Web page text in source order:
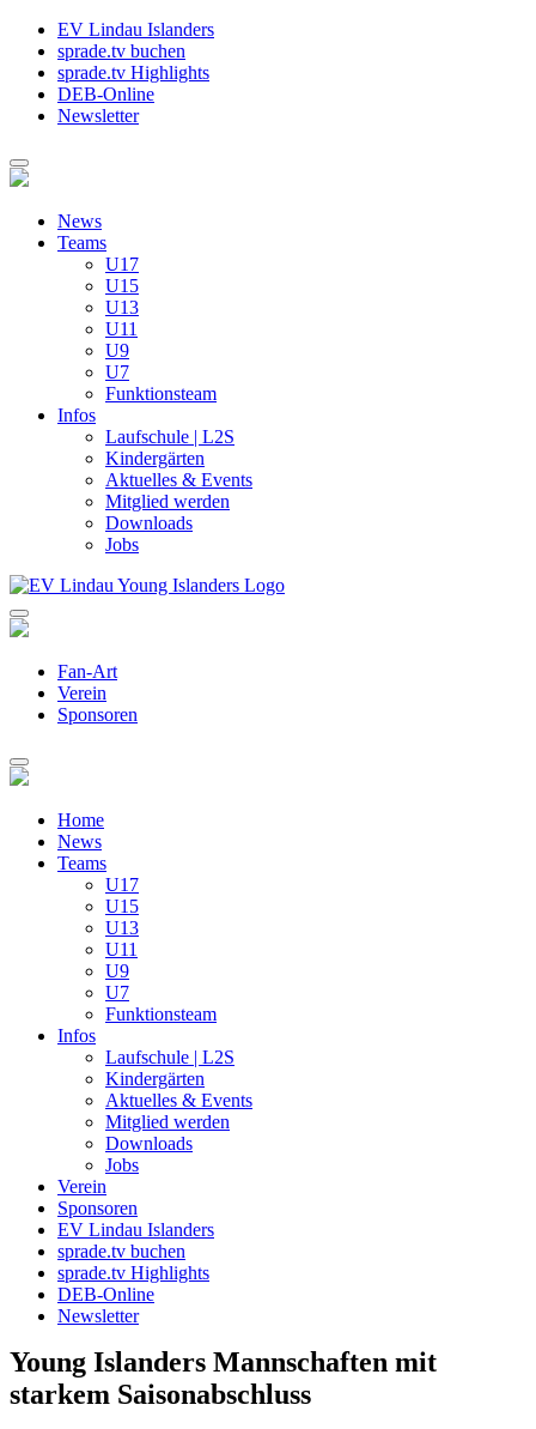
EV Lindau Islanders
sprade.tv buchen
sprade.tv Highlights
DEB-Online
Newsletter
News
Teams
U17
U15
U13
U11
U9
U7
Funktionsteam
Infos
Laufschule | L2S
Kindergärten
Aktuelles & Events
Mitglied werden
Downloads
Jobs
Fan-Art
Verein
Sponsoren
Home
News
Teams
U17
U15
U13
U11
U9
U7
Funktionsteam
Infos
Laufschule | L2S
Kindergärten
Aktuelles & Events
Mitglied werden
Downloads
Jobs
Verein
Sponsoren
EV Lindau Islanders
sprade.tv buchen
sprade.tv Highlights
DEB-Online
Newsletter
Young Islanders Mannschaften mit
starkem Saisonabschluss